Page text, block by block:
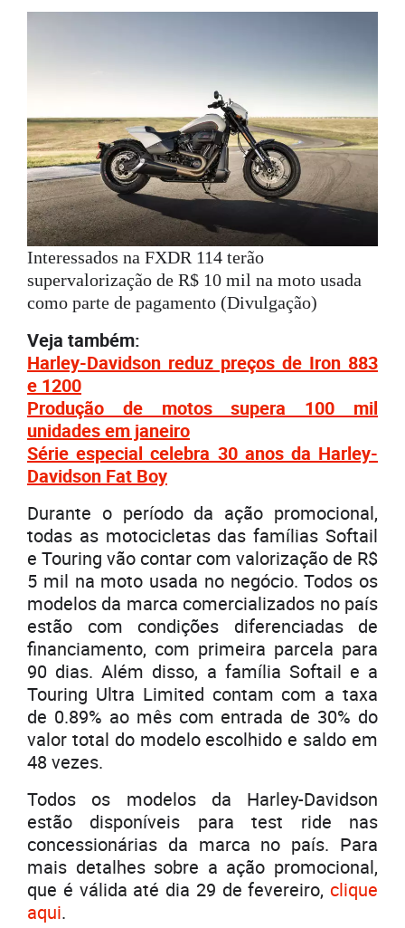
Interessados na FXDR 114 terão
supervalorização de R$ 10 mil na moto usada
como parte de pagamento (Divulgação)
Veja também:
Harley-Davidson reduz preços de Iron 883
e 1200
Produção de motos supera 100 mil
unidades em janeiro
Série especial celebra 30 anos da Harley-
Davidson Fat Boy
Durante o período da ação promocional,
todas as motocicletas das famílias Softail
e Touring vão contar com valorização de R$
5 mil na moto usada no negócio. Todos os
modelos da marca comercializados no país
estão com condições diferenciadas de
financiamento, com primeira parcela para
90 dias. Além disso, a família Softail e a
Touring Ultra Limited contam com a taxa
de 0.89% ao mês com entrada de 30% do
valor total do modelo escolhido e saldo em
48 vezes.
Todos os modelos da Harley-Davidson
estão disponíveis para test ride nas
concessionárias da marca no país. Para
mais detalhes sobre a ação promocional,
que é válida até dia 29 de fevereiro, clique
aqui.